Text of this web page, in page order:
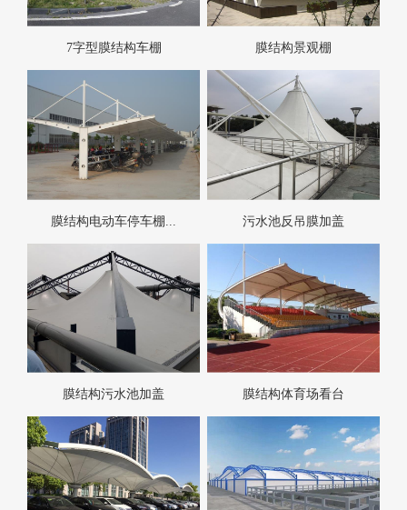
7字型膜结构车棚 膜结构景观棚
膜结构电动车停车棚... 污水池反吊膜加盖
膜结构污水池加盖 膜结构体育场看台